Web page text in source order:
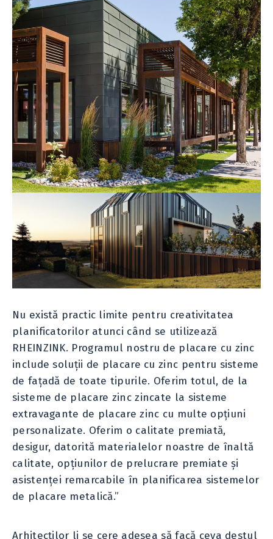
Nu există practic limite pentru creativitatea
planificatorilor atunci când se utilizează
RHEINZINK. Programul nostru de placare cu zinc
include soluții de placare cu zinc pentru sisteme
de fațadă de toate tipurile. Oferim totul, de la
sisteme de placare zinc zincate la sisteme
extravagante de placare zinc cu multe opțiuni
personalizate. Oferim o calitate premiată,
desigur, datorită materialelor noastre de înaltă
calitate, opțiunilor de prelucrare premiate și
asistenței remarcabile în planificarea sistemelor
de placare metalică.”
Arhitecților li se cere adesea să facă ceva destul